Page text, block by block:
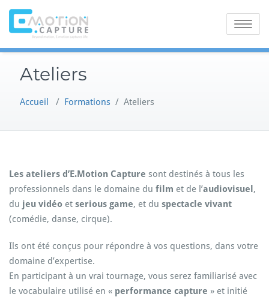
Toggle
Ateliers
Accueil / Formations / Ateliers
Les ateliers d’E.Motion Capture sont destinés à tous les
professionnels dans le domaine du film et de l’audiovisuel ,
du jeu vidéo et serious game, et du spectacle vivant
(comédie, danse, cirque).
Ils ont été conçus pour répondre à vos questions, dans votre
domaine d’expertise.
En participant à un vrai tournage, vous serez familiarisé avec
le vocabulaire utilisé en « performance capture » et initié